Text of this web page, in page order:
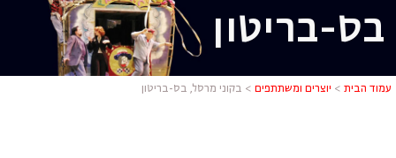
בקוני
בס-בריטון
עמוד הבית > יוצרים ומשתתפים > בקוני מרסל, בס-בריטון